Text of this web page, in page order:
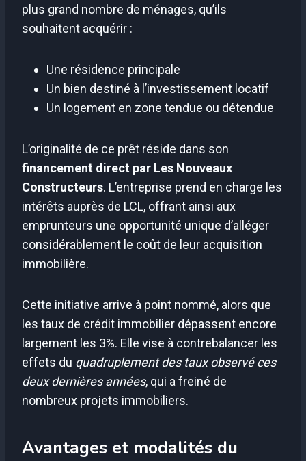
plus grand nombre de ménages, qu’ils
souhaitent acquérir :
Une résidence principale
Un bien destiné à l’investissement locatif
Un logement en zone tendue ou détendue
L’originalité de ce prêt réside dans son
financement direct par Les Nouveaux
Constructeurs. L’entreprise prend en charge les
intérêts auprès de LCL, offrant ainsi aux
emprunteurs une opportunité unique d’alléger
considérablement le coût de leur acquisition
immobilière.
Cette initiative arrive à point nommé, alors que
les taux de crédit immobilier dépassent encore
largement les 3%. Elle vise à contrebalancer les
effets du quadruplement des taux observé ces
deux dernières années, qui a freiné de
nombreux projets immobiliers.
Avantages et modalités du